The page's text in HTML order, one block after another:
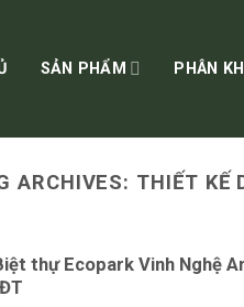
SẢN PHẨM PHÂN
ARCHIVES: THIẾT KẾ
thự Ecopark Vinh Nghệ